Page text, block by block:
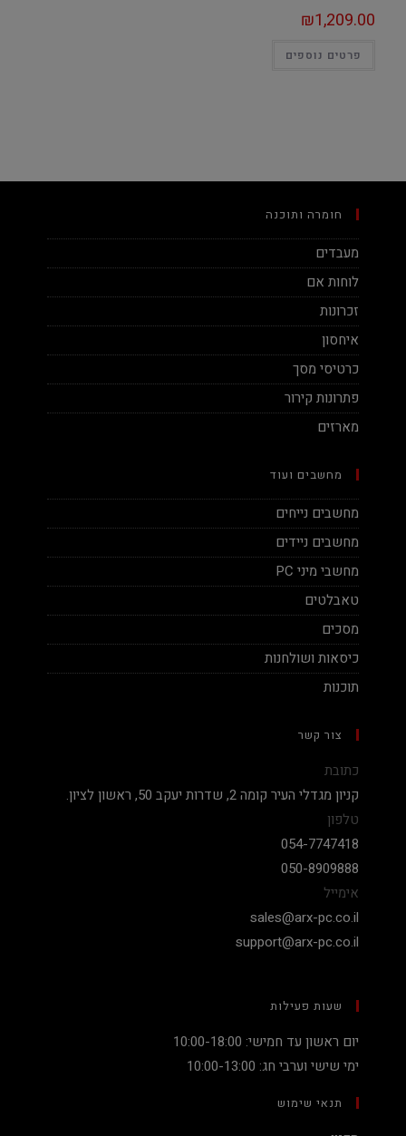
₪1,209.00
פרטים נוספים
חומרה ותוכנה
מעבדים
לוחות אם
זכרונות
איחסון
כרטיסי מסך
פתרונות קירור
מארזים
מחשבים ועוד
מחשבים נייחים
מחשבים ניידים
מחשבי מיני PC
טאבלטים
מסכים
כיסאות ושולחנות
תוכנות
צור קשר
כתובת
קניון מגדלי העיר קומה 2, שדרות יעקב 50, ראשון לציון.
טלפון
054-7747418
050-8909888
אימייל
sales@arx-pc.co.il
support@arx-pc.co.il
שעות פעילות
יום ראשון עד חמישי: 10:00-18:00
ימי שישי וערבי חג: 10:00-13:00
תנאי שימוש